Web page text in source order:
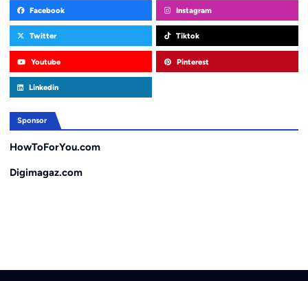
Facebook Instagram
Twitter Tiktok
Youtube Pinterest
Linkedin
Sponsor
HowToForYou.com
Digimagaz.com